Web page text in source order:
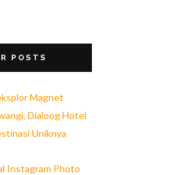
POSTS
Magnet
Dialoog Hotel
Uniknya
Instagram Photo